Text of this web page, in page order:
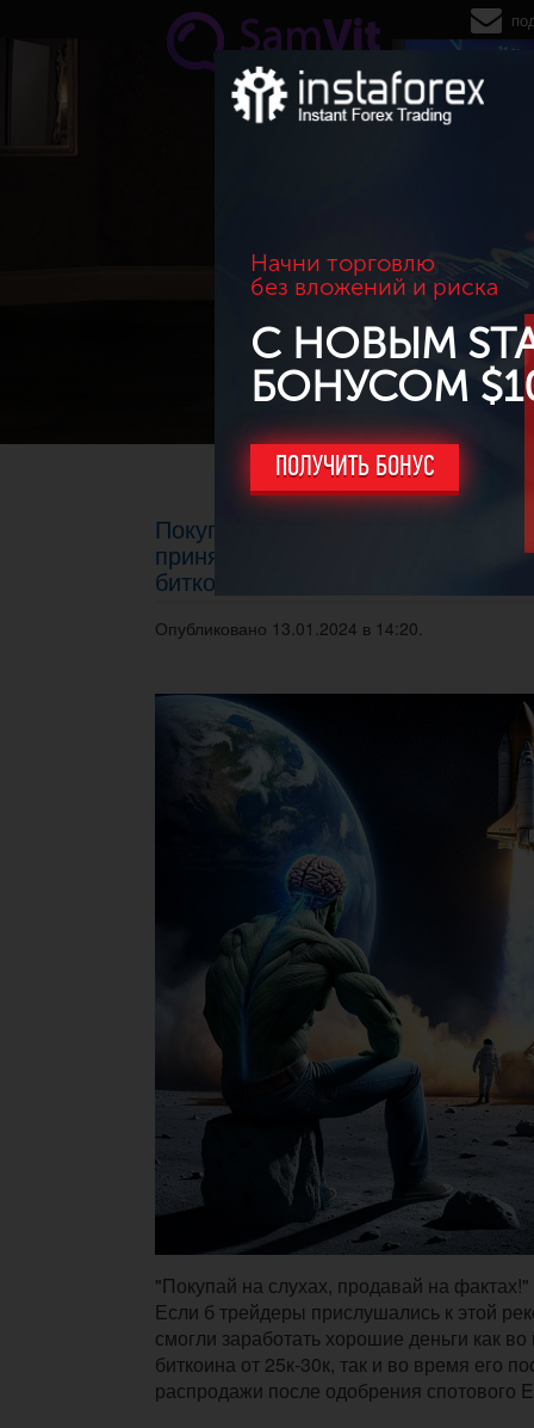
Перейти к основному содержанию
Начни торговлю
без вложений и риска
С НОВЫМ
БОНУСОМ
ПОЛУЧИТЬ БОНУС
Покупай на слухах, продавай на
принятие спотового ETF
биткоина?
Опубликовано 13.01.2024 в 14:20.
"Покупай на слухах, продавай на
Если б трейдеры прислушались к этой
смогли заработать хорошие деньги как
биткоина от 25к-30к, так и во время его
распродажи после одобрения спотового